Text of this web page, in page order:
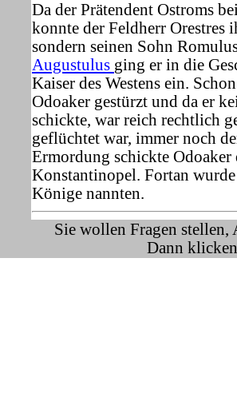
Da der Prätendent Ostroms
konnte der Feldherr Orestres
sondern seinen Sohn
Augustulus ging er in die
Kaiser des Westens ein.
Odoaker gestürzt und da er
schickte, war reich rechtlich
geflüchtet war, immer noch
Ermordung schickte
Konstantinopel. Fortan
Könige nannten.
Sie wollen Fragen stellen,
Dann